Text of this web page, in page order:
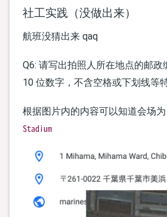
社工实践（没做出来）
航班没猜出来 qaq
Q6: 请写出拍照人所在地点的邮政
10 位数字，不含空格或下划线等
根据图片内的内容可以知道会场为
Stadium